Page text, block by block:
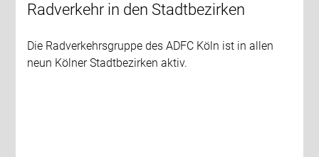
Radverkehr in den Stadtbezirken
Die Radverkehrsgruppe des ADFC Köln ist in allen
neun Kölner Stadtbezirken aktiv.